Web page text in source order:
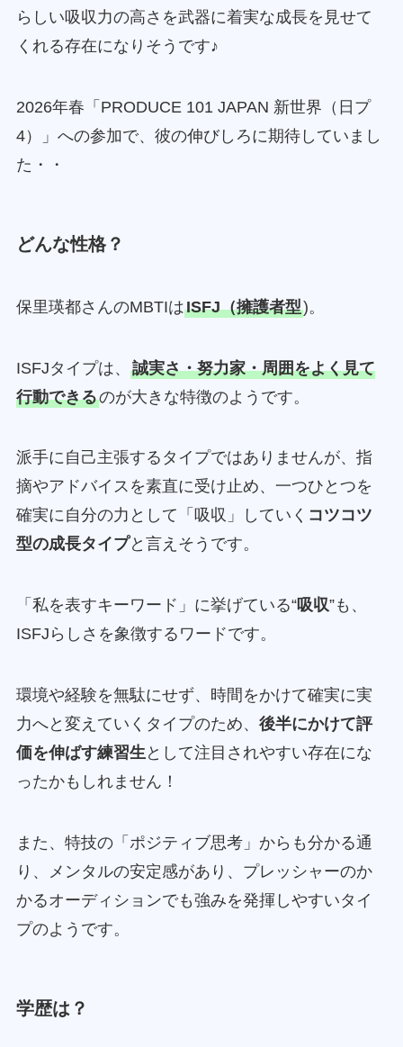
らしい吸収力の高さを武器に着実な成長を見せて
くれる存在になりそうです♪
2026年春「PRODUCE 101 JAPAN 新世界（日プ
4）」への参加で、彼の伸びしろに期待していまし
た・・
どんな性格？
保里瑛都さんのMBTIはISFJ（擁護者型)。
ISFJタイプは、 誠実さ・努力家・周囲をよく見て
行動できるのが大きな特徴のようです。
派手に自己主張するタイプではありませんが、指
摘やアドバイスを素直に受け止め、一つひとつを
確実に自分の力として「吸収」していく コツコツ
型の成長タイプと言えそうです。
「私を表すキーワード」に挙げている“吸収”も、
ISFJらしさを象徴するワードです。
環境や経験を無駄にせず、時間をかけて確実に実
力へと変えていくタイプのため、 後半にかけて評
価を伸ばす練習生として注目されやすい存在にな
ったかもしれません！
また、特技の「ポジティブ思考」からも分かる通
り、メンタルの安定感があり、プレッシャーのか
かるオーディションでも強みを発揮しやすいタイ
プのようです。
学歴は？